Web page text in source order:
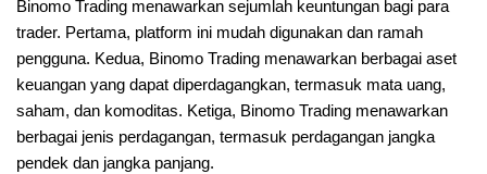
Binomo Trading menawarkan sejumlah keuntungan bagi para
trader. Pertama, platform ini mudah digunakan dan ramah
pengguna. Kedua, Binomo Trading menawarkan berbagai aset
keuangan yang dapat diperdagangkan, termasuk mata uang,
saham, dan komoditas. Ketiga, Binomo Trading menawarkan
berbagai jenis perdagangan, termasuk perdagangan jangka
pendek dan jangka panjang.